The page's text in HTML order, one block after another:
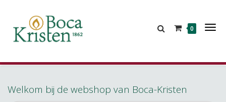
0
Welkom bij de webshop van Boca-Kristen